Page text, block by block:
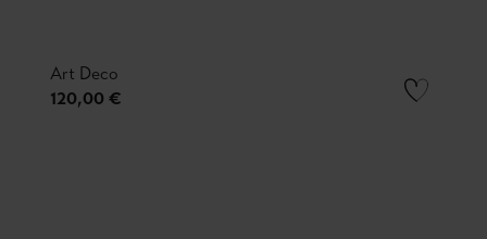
Art Deco
120,00 €